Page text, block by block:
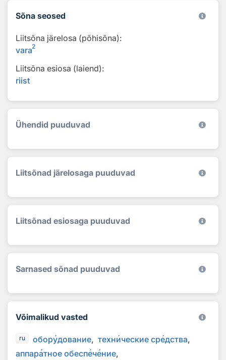
Sõna seosed
Liitsõna järelosa (põhisõna):
vara2
Liitsõna esiosa (laiend):
riist
Ühendid puuduvad
Liitsõnad järelosaga puuduvad
Liitsõnad esiosaga puuduvad
Sarnased sõnad puuduvad
Võimalikud vasted
ru оборудование технические средства
аппаратное обеспечение